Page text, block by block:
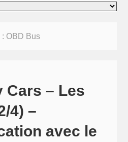
: OBD Bus
Cars – Les
4) –
avec le